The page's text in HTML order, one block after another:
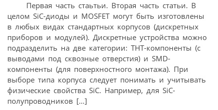
Первая часть стаьтьи. Вторая часть статьи. В
целом SiC-диоды и MOSFET могут быть изготовлены
в любых видах стандартных корпусов (дискретных
приборов и модулей). Дискретные устройства можно
подразделить на две категории: THT-компоненты (с
выводами под сквозные отверстия) и SMD-
компоненты (для поверхностного монтажа). При
выборе типа корпуса следует понимать и учитывать
физические свойства SiC. Например, для SiC-
полупроводников […]